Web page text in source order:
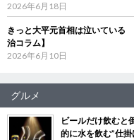
2026年6月18日
きっと大平元首相は泣いている
治コラム】
2026年6月10日
グルメ
ビールだけ飲むと
的に水を飲む”仕